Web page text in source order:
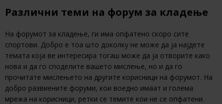
Различни теми на форум за кладење
На форумот за кладење, ги има опфатено скоро сите
спортови. Добро е тоа што доколку не може да ја најдете
темата која ве интересира тогаш може да ја отворите како
нова и да го споделите вашето мислење, но и да го
прочитате мислењето на другите корисници на форумот. На
добро развиените форуми, кои воедно имаат и голема
мрежа на корисници, ретки се темите кои не се опфатени.